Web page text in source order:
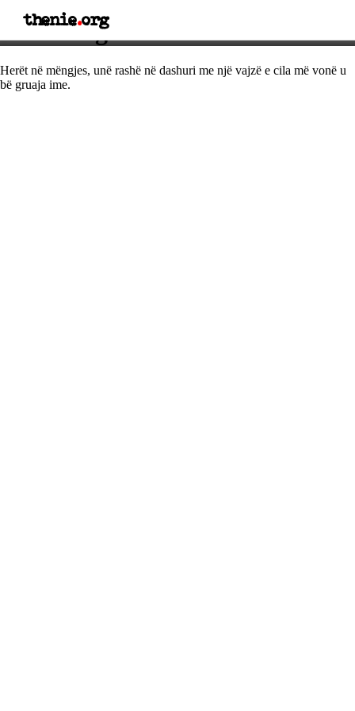
thenie.org
Thënie nga Shimon Perez
Herët në mëngjes, unë rashë në dashuri me një vajzë e cila më vonë u
bë gruaja ime.